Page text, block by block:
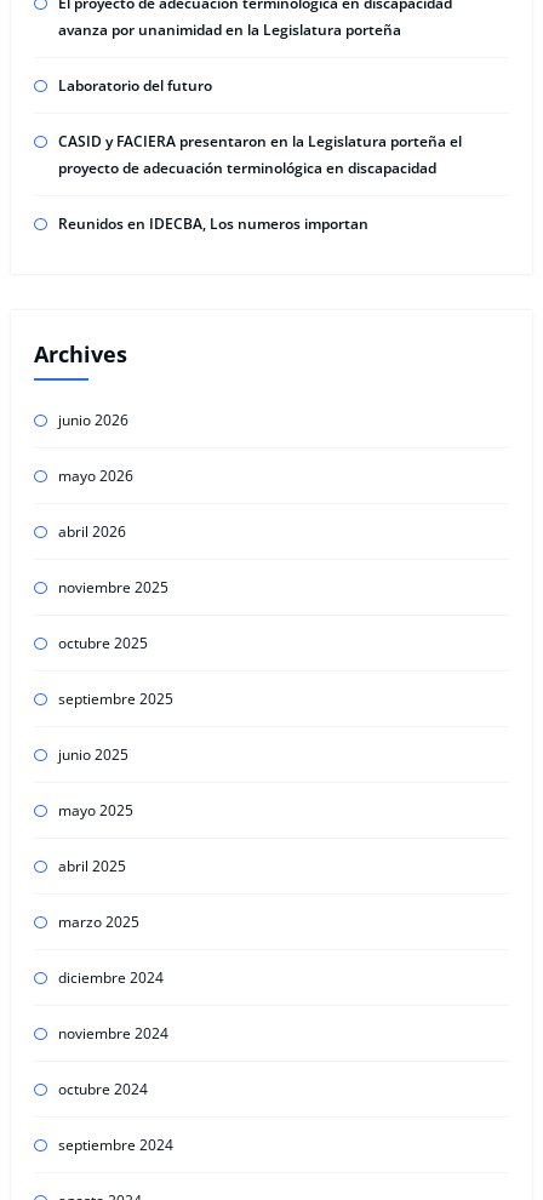
avanza por unanimidad en la Legislatura porteña
Laboratorio del futuro
CASID y FACIERA presentaron en la Legislatura porteña el
proyecto de adecuación terminológica en discapacidad
Reunidos en IDECBA, Los numeros importan
Archives
junio 2026
mayo 2026
abril 2026
noviembre 2025
octubre 2025
septiembre 2025
junio 2025
mayo 2025
abril 2025
marzo 2025
diciembre 2024
noviembre 2024
octubre 2024
septiembre 2024